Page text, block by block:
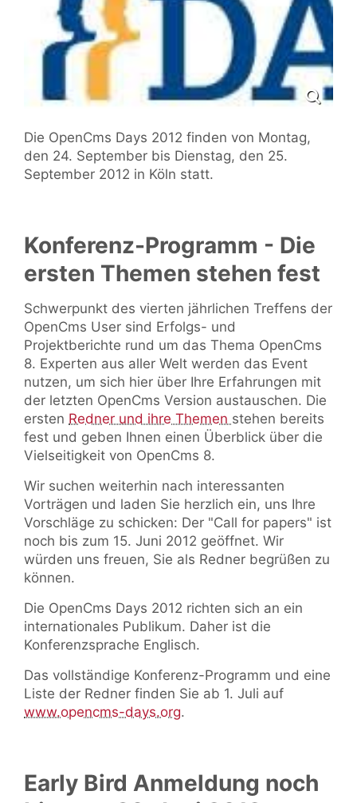
Die OpenCms Days 2012 finden von Montag,
den 24. September bis Dienstag, den 25.
September 2012 in Köln statt.
Konferenz-Programm - Die
ersten Themen stehen fest
Schwerpunkt des vierten jährlichen Treffens der
OpenCms User sind Erfolgs- und
Projektberichte rund um das Thema OpenCms
8. Experten aus aller Welt werden das Event
nutzen, um sich hier über Ihre Erfahrungen mit
der letzten OpenCms Version austauschen. Die
ersten Redner und ihre Themen stehen bereits
fest und geben Ihnen einen Überblick über die
Vielseitigkeit von OpenCms 8.
Wir suchen weiterhin nach interessanten
Vorträgen und laden Sie herzlich ein, uns Ihre
Vorschläge zu schicken: Der "Call for papers" ist
noch bis zum 15. Juni 2012 geöffnet. Wir
würden uns freuen, Sie als Redner begrüßen zu
können.
Die OpenCms Days 2012 richten sich an ein
internationales Publikum. Daher ist die
Konferenzsprache Englisch.
Das vollständige Konferenz-Programm und eine
Liste der Redner finden Sie ab 1. Juli auf
www.opencms-days.org.
Early Bird Anmeldung noch